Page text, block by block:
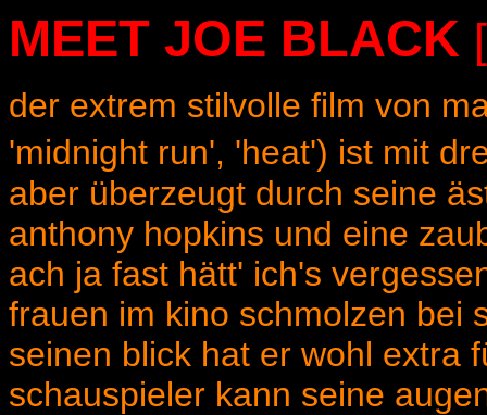
MEET JOE BLACK
der extrem stilvolle film von
'midnight run', 'heat') ist mit
aber überzeugt durch seine
anthony hopkins und eine
ach ja fast hätt' ich's
frauen im kino schmolzen bei
seinen blick hat er wohl extra
schauspieler kann seine